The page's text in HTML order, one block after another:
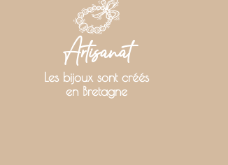
Artisanat
Les bijoux sont créés
en Bretagne